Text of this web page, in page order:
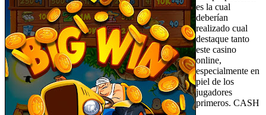
es la cual
deberían
realizado cual
destaque tanto
este casino
online,
especialmente en
piel de los
jugadores
primeros. CASH